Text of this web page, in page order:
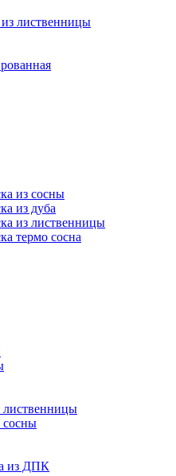
из лиственницы
из сосны
из дуба
из лиственницы
термо сосна
сосны
из ДПК